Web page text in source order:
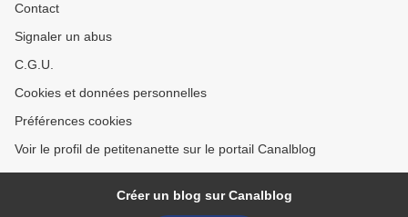
Contact
Signaler un abus
C.G.U.
Cookies et données personnelles
Préférences cookies
Voir le profil de petitenanette sur le portail Canalblog
Créer un blog sur Canalblog